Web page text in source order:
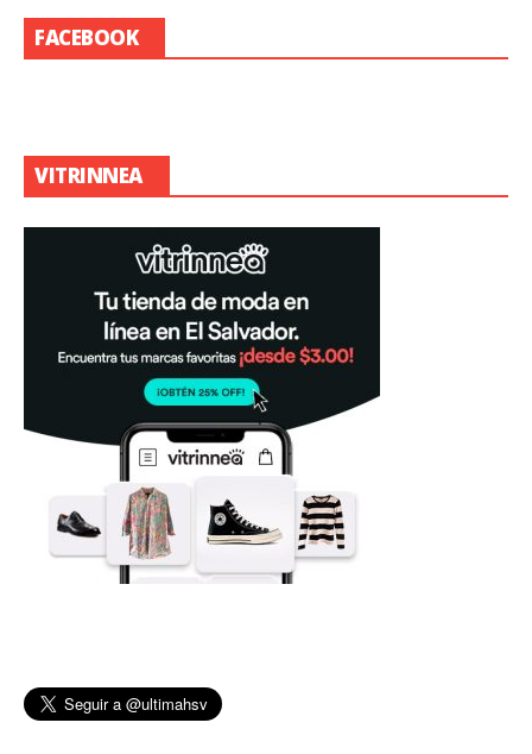
FACEBOOK
VITRINNEA